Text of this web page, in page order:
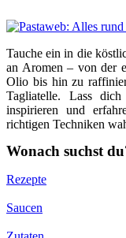
Tauche ein in die
an Aromen – von der
Olio bis hin zu
Tagliatelle. Lass
inspirieren und
richtigen Techniken
Wonach suchst
Rezepte
Saucen